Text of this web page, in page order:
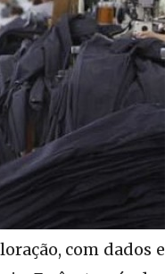
com dados e